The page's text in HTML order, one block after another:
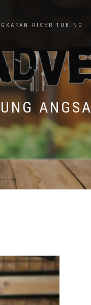
RIVER TUBING
ANGSA